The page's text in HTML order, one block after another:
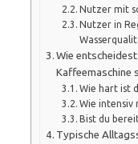
Nutzer mit
Nutzer in
Wie
Kaffeemaschine
Wie hart ist
Wie intensiv
Bist du
Typische